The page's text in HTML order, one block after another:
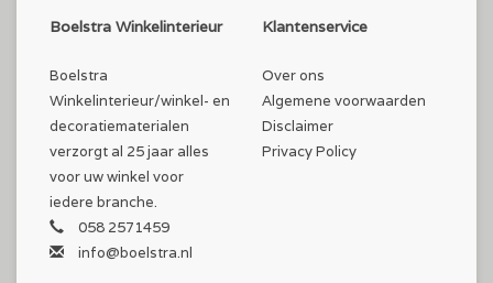
Boelstra Winkelinterieur
Boelstra
Winkelinterieur/winkel- en
decoratiematerialen
verzorgt al 25 jaar alles
voor uw winkel voor
iedere branche.
058 2571459
info@boelstra.nl
Klantenservice
Over ons
Algemene voorwaarden
Disclaimer
Privacy Policy